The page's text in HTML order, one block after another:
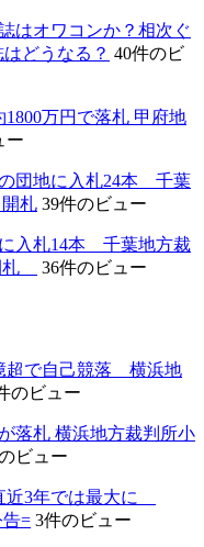
はオワコンか？相次ぐ
どうなる？ 40件のビ
万円で落札 甲府地
ー
団地に入札24本 千葉
札 39件のビュー
入札14本 千葉地方裁
札
36件のビュー
超で自己競落 横浜地
のビュー
落札 横浜地方裁判所小
ビュー
近3年では最大に
告= 3件のビュー